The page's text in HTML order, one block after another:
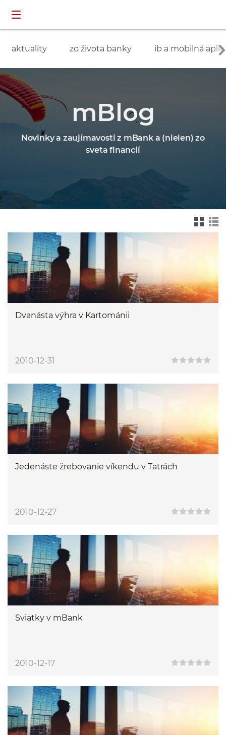
aktuality zo života banky ib a mobilná
mBlog
Novinky a zaujímavosti z mBank a (nielen) zo
sveta financií
widok drz
ewa
felkowy
Dvanásta výhra v Kartománii
2010-12-31
Jedenáste žrebovanie víkendu v Tatrách
2010-12-27
Sviatky v mBank
2010-12-17